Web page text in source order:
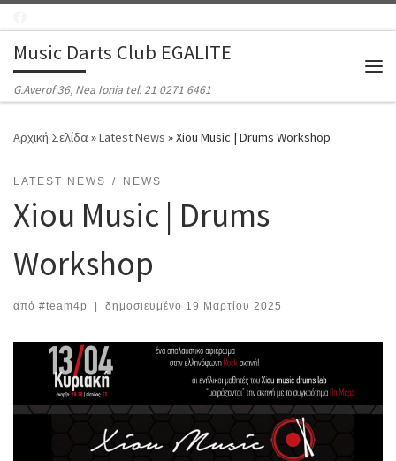
Music Darts Club EGALITE
G.Averof 36, Nea Ionia tel. 21 0271 6461
Αρχική Σελίδα»Latest News »Xiou Music | Drums Workshop
LATEST NEWS NEWS
Xiou Music | Drums
Workshop
από #team4p δημοσιευμένο 19 Μαρτίου 2025